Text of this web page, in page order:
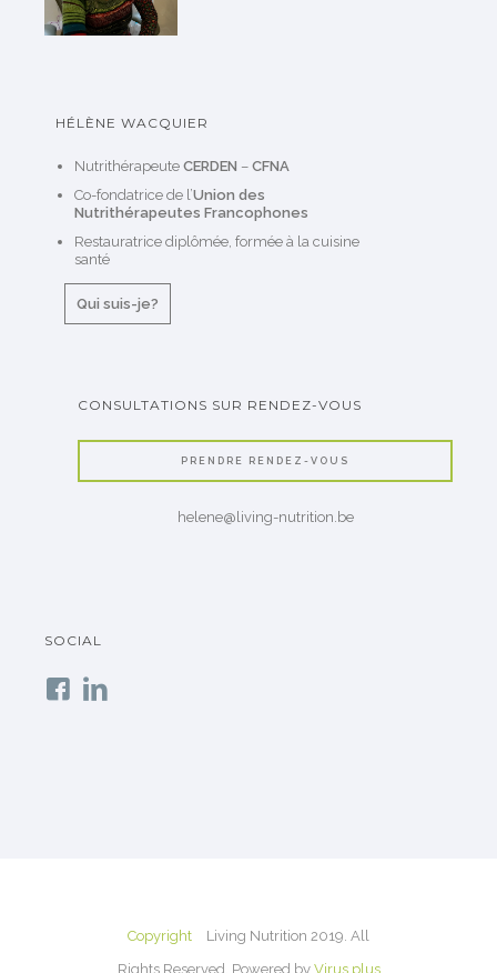
HÉLÈNE WACQUIER
Nutrithérapeute CERDEN – CFNA
Co-fondatrice de l’Union des
Nutrithérapeutes Francophones
Restauratrice diplômée, formée à la cuisine
santé
Qui suis-je?
CONSULTATIONS SUR RENDEZ-VOUS
PRENDRE RENDEZ-VOUS
helene@living-nutrition.be
SOCIAL
Copyright
Living Nutrition 2019. All
Rights Reserved. Powered by Virus.plus